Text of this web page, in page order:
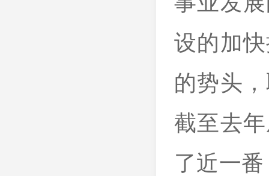
设的加
的势头
截至去
了近一